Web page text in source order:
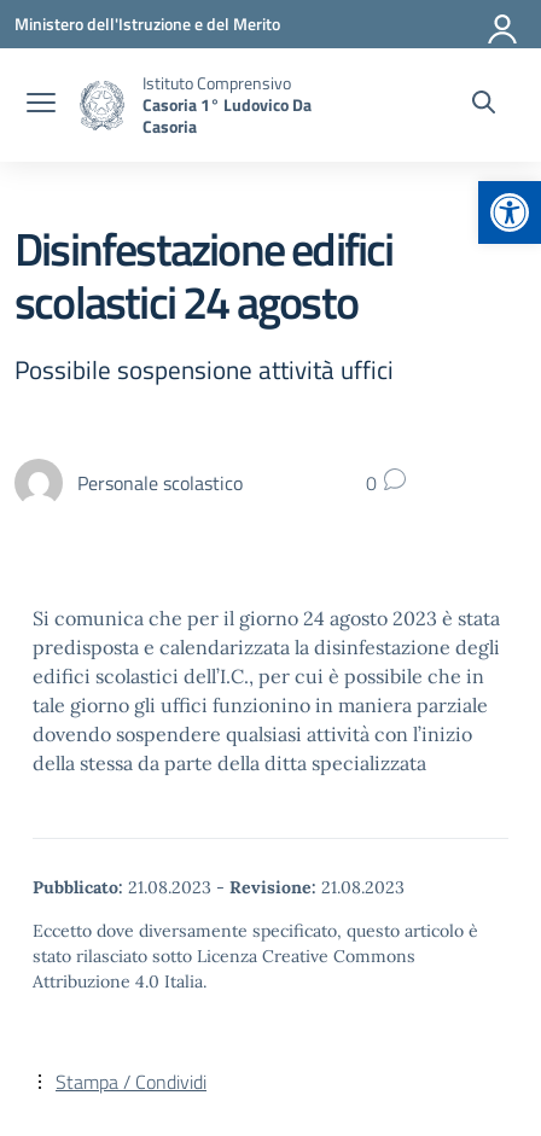
Vai ai contenuti
Vai al menu di navigazione
Vai al footer
Ministero dell'Istruzione e del Merito
Istituto Comprensivo
Casoria 1° Ludovico Da
Casoria
Disinfestazione edifici
scolastici 24 agosto
Possibile sospensione attività uffici
Personale scolastico 0
Si comunica che per il giorno 24 agosto 2023 è stata
predisposta e calendarizzata la disinfestazione degli
edifici scolastici dell’I.C., per cui è possibile che in
tale giorno gli uffici funzionino in maniera parziale
dovendo sospendere qualsiasi attività con l’inizio
della stessa da parte della ditta specializzata
Pubblicato: 21.08.2023 - Revisione: 21.08.2023
Eccetto dove diversamente specificato, questo articolo è
stato rilasciato sotto Licenza Creative Commons
Attribuzione 4.0 Italia.
Stampa / Condividi